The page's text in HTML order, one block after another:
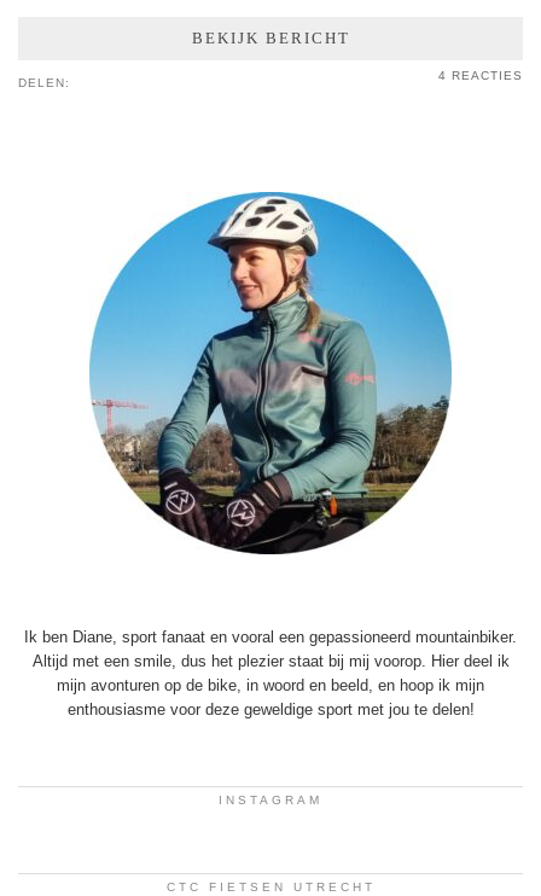
BEKIJK BERICHT
DELEN:
4 REACTIES
Ik ben Diane, sport fanaat en vooral een gepassioneerd mountainbiker.
Altijd met een smile, dus het plezier staat bij mij voorop. Hier deel ik
mijn avonturen op de bike, in woord en beeld, en hoop ik mijn
enthousiasme voor deze geweldige sport met jou te delen!
INSTAGRAM
CTC FIETSEN UTRECHT